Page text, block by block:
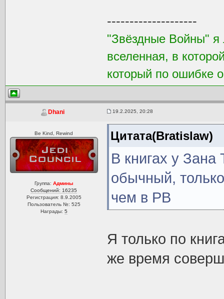
--------------------
"Звёздные Войны" я
вселенная, в
который по ошибке
Dhani 19.2.2025, 20:28
Be Kind, Rewind
Группа: Админы
Сообщений: 16235
Регистрация: 8.9.2005
Пользователь №: 525
Награды: 5
Цитата(Bratislaw)
В книгах у
обычный,
чем в РВ
Я только по
же время